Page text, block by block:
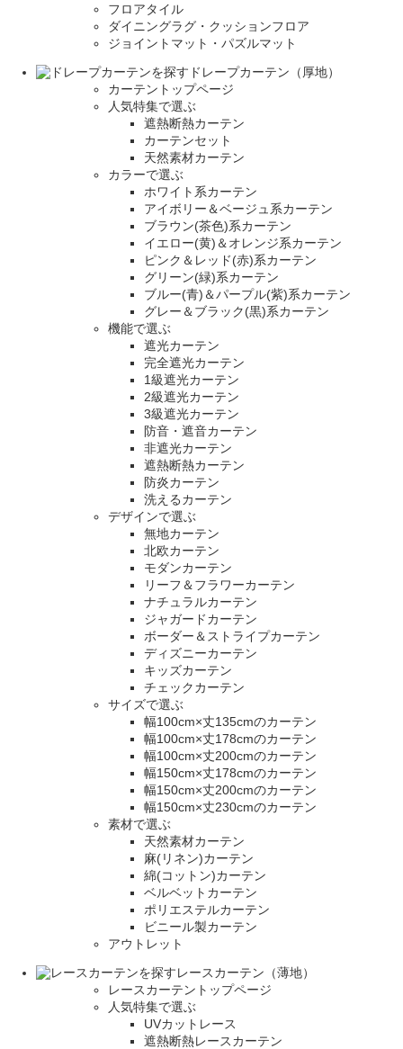
フロアタイル
ダイニングラグ・クッションフロア
ジョイントマット・パズルマット
ドレープカーテン（厚地）
カーテントップページ
人気特集で選ぶ
遮熱断熱カーテン
カーテンセット
天然素材カーテン
カラーで選ぶ
ホワイト系カーテン
アイボリー＆ベージュ系カーテン
ブラウン(茶色)系カーテン
イエロー(黄)＆オレンジ系カーテン
ピンク＆レッド(赤)系カーテン
グリーン(緑)系カーテン
ブルー(青)＆パープル(紫)系カーテン
グレー＆ブラック(黒)系カーテン
機能で選ぶ
遮光カーテン
完全遮光カーテン
1級遮光カーテン
2級遮光カーテン
3級遮光カーテン
防音・遮音カーテン
非遮光カーテン
遮熱断熱カーテン
防炎カーテン
洗えるカーテン
デザインで選ぶ
無地カーテン
北欧カーテン
モダンカーテン
リーフ＆フラワーカーテン
ナチュラルカーテン
ジャガードカーテン
ボーダー＆ストライプカーテン
ディズニーカーテン
キッズカーテン
チェックカーテン
サイズで選ぶ
幅100cm×丈135cmのカーテン
幅100cm×丈178cmのカーテン
幅100cm×丈200cmのカーテン
幅150cm×丈178cmのカーテン
幅150cm×丈200cmのカーテン
幅150cm×丈230cmのカーテン
素材で選ぶ
天然素材カーテン
麻(リネン)カーテン
綿(コットン)カーテン
ベルベットカーテン
ポリエステルカーテン
ビニール製カーテン
アウトレット
レースカーテン（薄地）
レースカーテントップページ
人気特集で選ぶ
UVカットレース
遮熱断熱レースカーテン